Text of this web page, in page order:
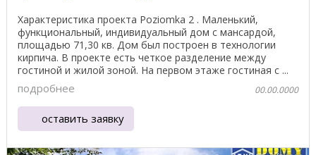
Характеристика проекта Poziomka 2 . Маленький,
функциональный, индивидуальный дом с мансардой,
площадью 71,30 кв. Дом был построен в технологии
кирпича. В проекте есть четкое разделение между
гостиной ​​и жилой зоной. На первом этаже гостиная с ...
подробнее 00.00.0000
оставить заявку